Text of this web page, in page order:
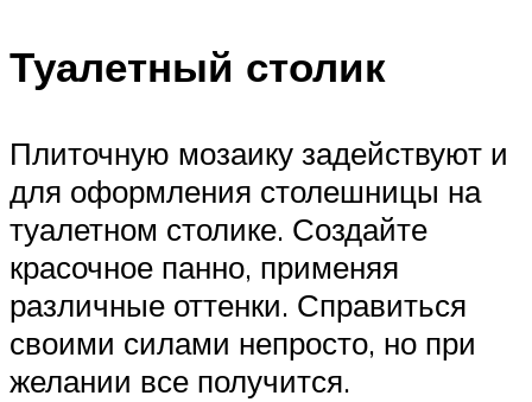
Туалетный столик
Плиточную мозаику задействуют и
для оформления столешницы на
туалетном столике. Создайте
красочное панно, применяя
различные оттенки. Справиться
своими силами непросто, но при
желании все получится.